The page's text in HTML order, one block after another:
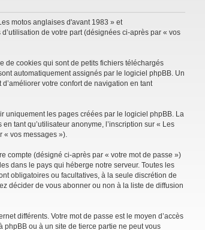
motos anglaises d'avant 1983 » et
de votre part (désignées ci-après par « vos
de cookies qui sont de petits fichiers téléchargés
automatiquement assignés par le logiciel phpBB. Un
votre confort de navigation en tant
uniquement les pages créées par le logiciel phpBB. La
tant qu’utilisateur anonyme, l’inscription sur « Les
« vos messages »).
compte (désigné ci-après par « votre mot de passe »)
dans le pays qui héberge notre serveur. Toutes les
obligatoires ou facultatives, à la seule discrétion de
décider de vous abonner ou non à la liste de diffusion
différents. Votre mot de passe est le moyen d’accès
ou à un site de tierce partie ne peut vous